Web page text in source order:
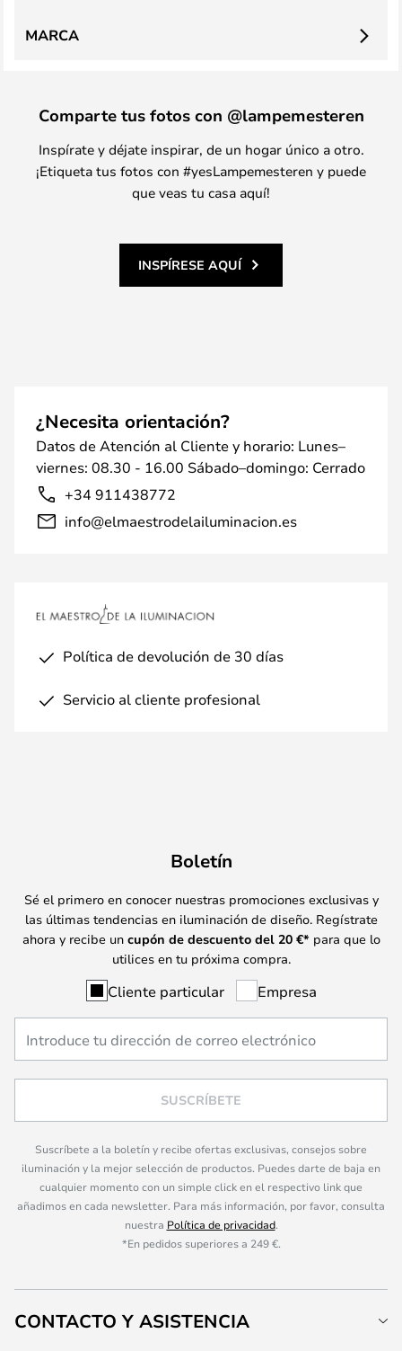
MARCA
Comparte tus fotos con @lampemesteren
Inspírate y déjate inspirar, de un hogar único a otro.
¡Etiqueta tus fotos con #yesLampemesteren y puede
que veas tu casa aquí!
INSPÍRESE AQUÍ
¿Necesita orientación?
Datos de Atención al Cliente y horario: Lunes–
viernes: 08.30 - 16.00 Sábado–domingo: Cerrado
+34 911438772
info@elmaestrodelailuminacion.es
Política de devolución de 30 días
Servicio al cliente profesional
Boletín
Sé el primero en conocer nuestras promociones exclusivas y
las últimas tendencias en iluminación de diseño. Regístrate
ahora y recibe un cupón de descuento del 20 €* para que lo
utilices en tu próxima compra.
Cliente particular Empresa
SUSCRÍBETE
Suscríbete a la boletín y recibe ofertas exclusivas, consejos sobre
iluminación y la mejor selección de productos. Puedes darte de baja en
cualquier momento con un simple click en el respectivo link que
añadimos en cada newsletter. Para más información, por favor, consulta
nuestra Política de privacidad.
*En pedidos superiores a 249 €.
CONTACTO Y ASISTENCIA